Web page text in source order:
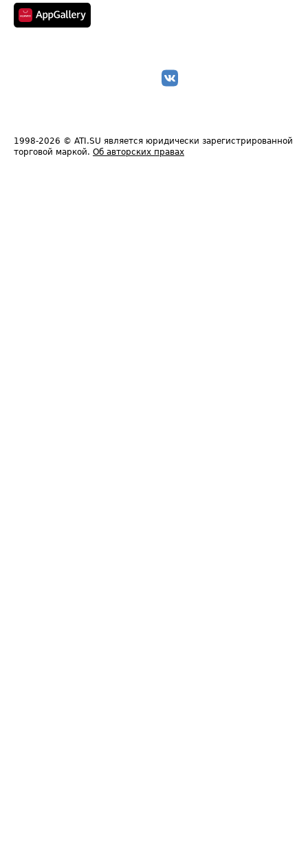
1998-2026 © ATI.SU является юридически зарегистрированной
торговой маркой. Об авторских правах